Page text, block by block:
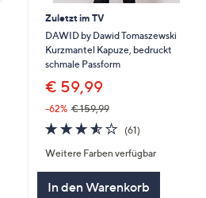
Zuletzt im TV
DAWID by Dawid Tomaszewski
Kurzmantel Kapuze, bedruckt
schmale Passform
€ 59,99
-62% € 159,99
3.5
von
5
(61)61
Weitere Farben verfügbar
In den Warenkorb